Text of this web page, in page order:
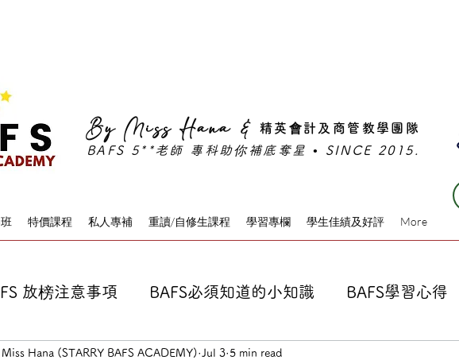
By Miss Hana &
精英會計及商管教學團隊
BAFS 5**老師 專科助你補底奪星 • SINCE 2015.
特價課程 私人專補 重讀/自修生課程 學習專欄 學生佳績及好評 More
放榜注意事項 BAFS必須知道的小知識 BAFS學習心得
Miss Hana (STARRY BAFS ACADEMY) Jul 3 5 min read